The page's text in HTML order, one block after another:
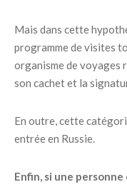
Mais dans cette
programme de visites
organisme de voyages
son cachet et la
En outre, cette
entrée en Russie.
Enfin, si une